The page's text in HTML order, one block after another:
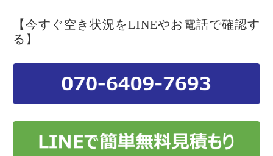
【今すぐ空き状況をLINEやお電話で確認す
る】